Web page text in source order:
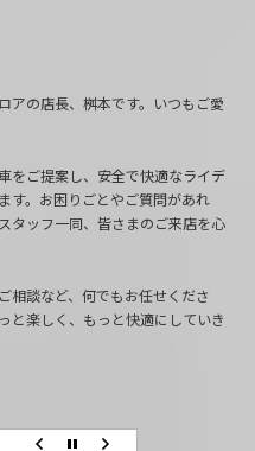
アの店長、桝本です。いつもご愛
をご提案し、安全で快適なライデ
す。お困りごとやご質問があれ
タッフ一同、皆さまのご来店を心
相談など、何でもお任せくださ
と楽しく、もっと快適にしていき